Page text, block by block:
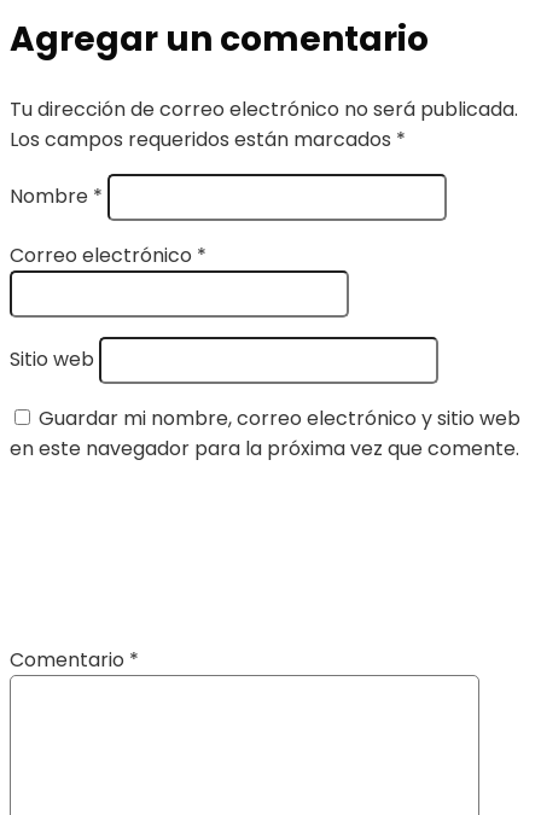
Agregar un comentario
Tu dirección de correo electrónico no será publicada.
Los campos requeridos están marcados *
Nombre *
Correo electrónico *
Sitio web
Guardar mi nombre, correo electrónico y sitio web
en este navegador para la próxima vez que comente.
Comentario *